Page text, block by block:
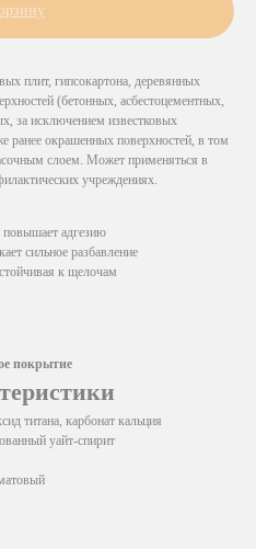
плит, гипсокартона, деревянных
(бетонных, асбестоцементных,
за исключением известковых
ранее окрашенных поверхностей, в том
слоем. Может применяться в
учреждениях.
адгезию
сильное разбавление
к щелочам
покрытие
титана, карбонат кальция
уайт-спирит